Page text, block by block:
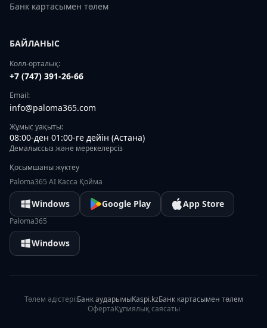
Банк картасымен төлем
БАЙЛАНЫС
Колл-орталық:
+7 (747) 391-26-66
Email:
info@paloma365.com
Жұмыс уақыты:
08:00-ден 01:00-ге дейін (Астана)
Демалыссыз және мерекелерсіз
Қосымшаны жүктеу
Paloma365 AI Касса Қойма
Windows Google Play App Store
Paloma365
Windows
Төлем әдістері:Банк аударымыKaspi.kzБанк картасымен төлем
ОфертаҚұпиялық саясаты